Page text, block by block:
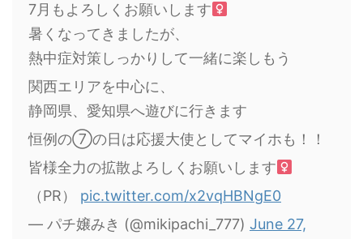
7月もよろしくお願いします‍
暑くなってきましたが、
熱中症対策しっかりして一緒に楽しもう
関西エリアを中心に、
静岡県、愛知県へ遊びに行きます
恒例の⑦の日は応援大使としてマイホも！！
皆様全力の拡散よろしくお願いします‍
（PR） pic.twitter.com/x2vqHBNgE0
— パチ嬢みき (@mikipachi_777) June 27,